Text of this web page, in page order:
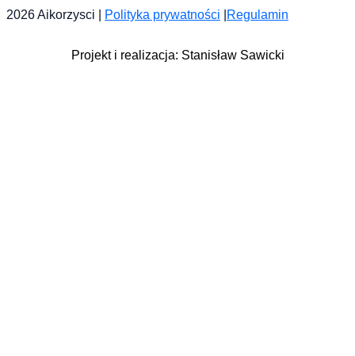
Musisz
2026 Aikorzysci | Polityka prywatności Regulamin
Projekt i realizacja: Stanisław Sawicki